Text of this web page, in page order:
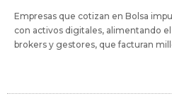
Empresas que cotizan en Bolsa
con activos digitales, alimentando
brokers y gestores, que facturan